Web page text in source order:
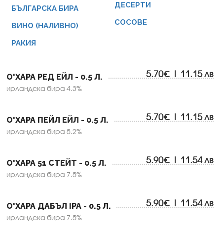
БЪЛГАРСКА БИРА
ВИНО (НАЛИВНО)
РАКИЯ
ДЕСЕРТИ
СОСОВЕ
О'ХАРА РЕД ЕЙЛ - 0.5 Л. 5.70€ | 11.15 лв
ирландска бира 4.3%
О'ХАРА ПЕЙЛ ЕЙЛ - 0.5 Л. 5.70€ | 11.15 лв
ирландска бира 5.2%
О'ХАРА 51 СТЕЙТ - 0.5 Л. 5.90€ | 11.54 лв
ирландска бира 7.5%
О'ХАРА ДАБЪЛ IPA - 0.5 Л. 5.90€ | 11.54 лв
ирландска бира 7.5%